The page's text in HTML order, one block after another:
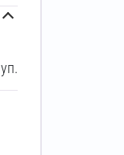
уп.